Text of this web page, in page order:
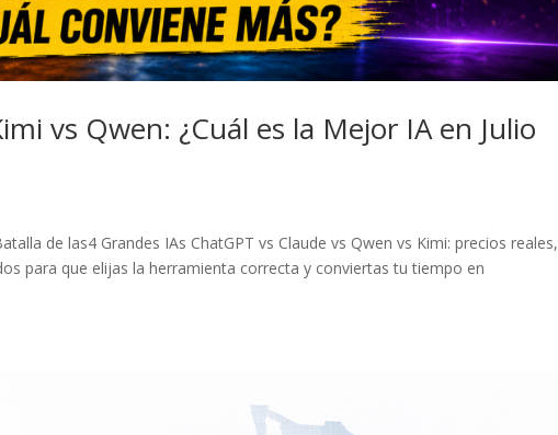
vs Qwen: ¿Cuál es la Mejor IA en Julio
de las4 Grandes IAs ChatGPT vs Claude vs Qwen vs Kimi: precios reales,
para que elijas la herramienta correcta y conviertas tu tiempo en